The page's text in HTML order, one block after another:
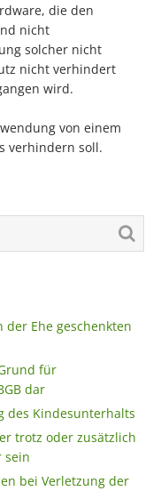
die den
nicht
solcher nicht
nicht verhindert
wird.
von einem
verhindern soll.
Ehe geschenkten
für
dar
des Kindesunterhalts
trotz oder zusätzlich
sein
bei Verletzung der